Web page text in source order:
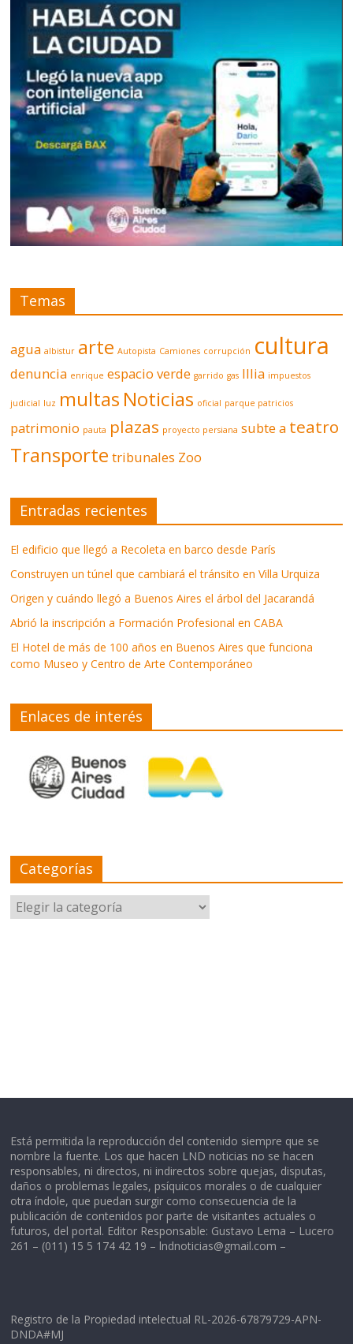
Temas
agua albistur arte Autopista Camiones corrupción cultura
denuncia enrique espacio verde garrido gas Illia impuestos
judicial luz multas Noticias oficial parque patricios
patrimonio pauta plazas proyecto persiana subte a teatro
Transporte tribunales Zoo
Entradas recientes
El edificio que llegó a Recoleta en barco desde París
Construyen un túnel que cambiará el tránsito en Villa Urquiza
Origen y cuándo llegó a Buenos Aires el árbol del Jacarandá
Abrió la inscripción a Formación Profesional en CABA
El Hotel de más de 100 años en Buenos Aires que funciona
como Museo y Centro de Arte Contemporáneo
Enlaces de interés
Categorías
Categorías
Está permitida la reproducción del contenido siempre que se
nombre la fuente. Los que hacen LND noticias no se hacen
responsables, ni directos, ni indirectos sobre quejas, disputas,
daños o problemas legales, psíquicos morales o de cualquier
otra índole, que puedan surgir como consecuencia de la
publicación de contenidos por parte de visitantes actuales o
futuros, del portal. Editor Responsable: Gustavo Lema – Lucero
261 – (011) 15 5 174 42 19 – lndnoticias@gmail.com –
Registro de la Propiedad intelectual RL-2026-67879729-APN-
DNDA#MJ